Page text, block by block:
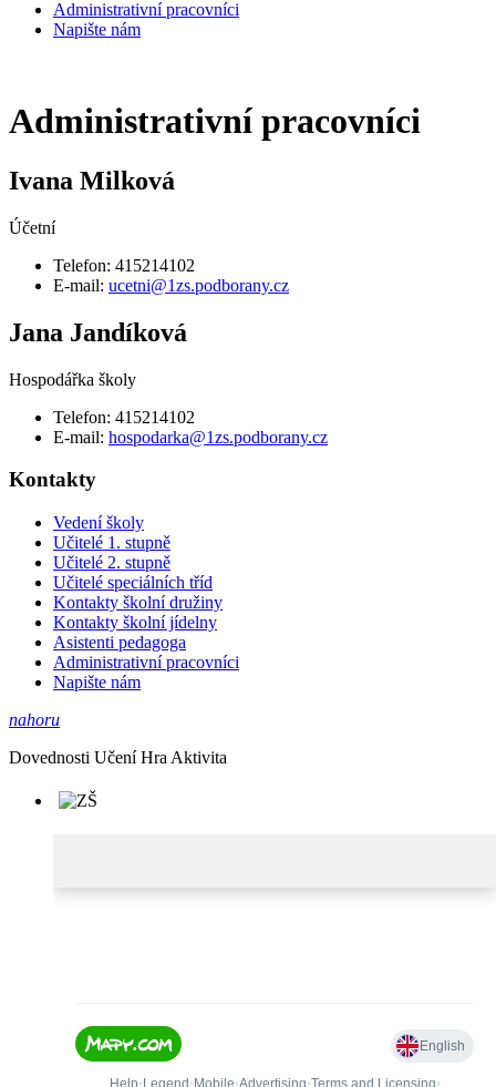
Administrativní pracovníci
Napište nám
Administrativní pracovníci
Ivana Milková
Účetní
Telefon: 415214102
E-mail: ucetni@1zs.podborany.cz
Jana Jandíková
Hospodářka školy
Telefon: 415214102
E-mail: hospodarka@1zs.podborany.cz
Kontakty
Vedení školy
Učitelé 1. stupně
Učitelé 2. stupně
Učitelé speciálních tříd
Kontakty školní družiny
Kontakty školní jídelny
Asistenti pedagoga
Administrativní pracovníci
Napište nám
nahoru
Dovednosti Učení Hra Aktivita